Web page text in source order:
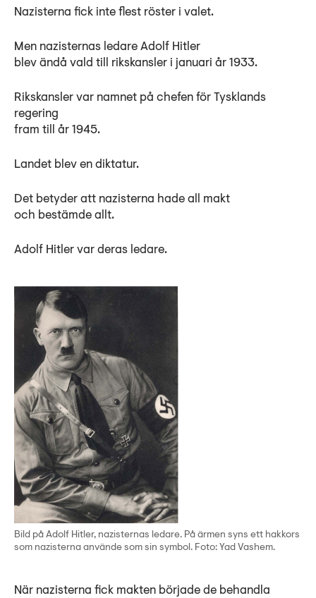
Nazisterna fick inte flest röster i valet.
Men nazisternas ledare Adolf Hitler
blev ändå vald till rikskansler i januari år 1933.
Rikskansler var namnet på chefen för Tysklands
regering
fram till år 1945.
Landet blev en diktatur.
Det betyder att nazisterna hade all makt
och bestämde allt.
Adolf Hitler var deras ledare.
Bild på Adolf Hitler, nazisternas ledare. På ärmen syns ett hakkors
som nazisterna använde som sin symbol. Foto: Yad Vashem.
När nazisterna fick makten började de behandla